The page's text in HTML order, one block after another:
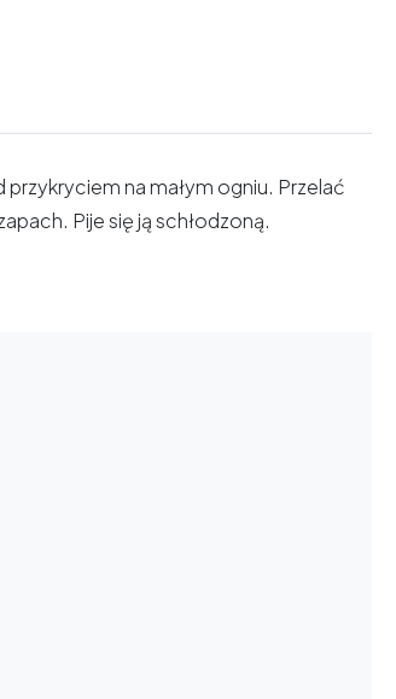
na małym ogniu. Przelać
Pije się ją schłodzoną.